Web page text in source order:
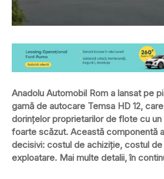
Anadolu Automobil Rom a lansat pe
gamă de autocare Temsa HD 12,
dorințelor proprietarilor de flote cu
foarte scăzut. Această componentă
decisivi: costul de achiziție, costul
exploatare. Mai multe detalii, în